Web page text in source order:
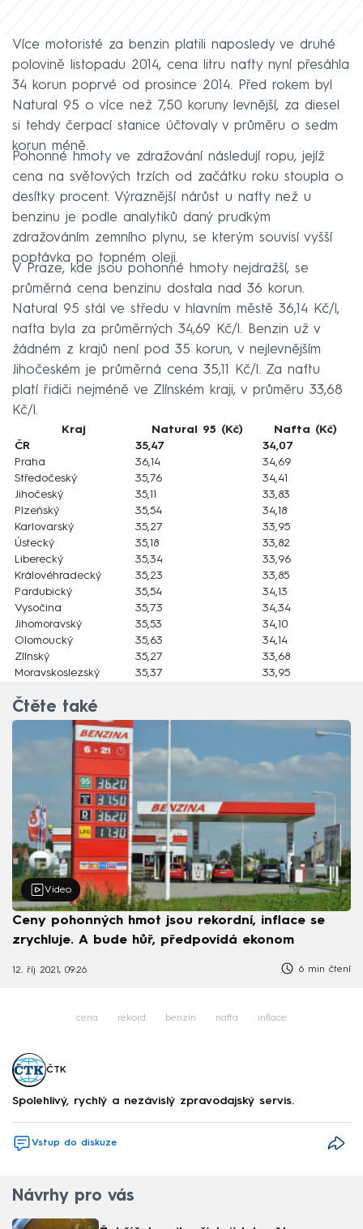
Více motoristé za benzin platili naposledy ve druhé
polovině listopadu 2014, cena litru nafty nyní přesáhla
34 korun poprvé od prosince 2014. Před rokem byl
Natural 95 o více než 7,50 koruny levnější, za diesel
si tehdy čerpací stanice účtovaly v průměru o sedm
korun méně.
Pohonné hmoty ve zdražování následují ropu, jejíž
cena na světových trzích od začátku roku stoupla o
desítky procent. Výraznější nárůst u nafty než u
benzinu je podle analytiků daný prudkým
zdražováním zemního plynu, se kterým souvisí vyšší
poptávka po topném oleji.
V Praze, kde jsou pohonné hmoty nejdražší, se
průměrná cena benzinu dostala nad 36 korun.
Natural 95 stál ve středu v hlavním městě 36,14 Kč/l,
nafta byla za průměrných 34,69 Kč/l. Benzin už v
žádném z krajů není pod 35 korun, v nejlevnějším
Jihočeském je průměrná cena 35,11 Kč/l. Za naftu
platí řidiči nejméně ve Zlínském kraji, v průměru 33,68
Kč/l.
Kraj Natural 95 (Kč)
Nafta (Kč)
ČR
35,47
34,07
Praha
36,14
34,69
Středočeský
35,76
34,41
Jihočeský
35,11
33,83
Plzeňský
35,54
34,18
Karlovarský
35,27
33,95
Ústecký
35,18
33,82
Liberecký
35,34
33,96
Královéhradecký
35,23
33,85
Pardubický
35,54
34,13
Vysočina
35,73
34,34
Jihomoravský
35,53
34,10
Olomoucký
35,63
34,14
Zlínský
35,27
33,68
Moravskoslezský
35,37 33,95
Čtěte také
Video
Ceny pohonných hmot jsou rekordní, inflace se
zrychluje. A bude hůř, předpovídá ekonom
12. říj 2021, 09:26 6 min čtení
cena rekord benzín nafta inflace
ČTK
Spolehlivý, rychlý a nezávislý zpravodajský servis.
Vstup do diskuze
Návrhy pro vás